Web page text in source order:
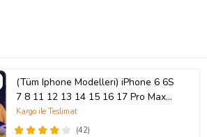
(Tüm Iphone Modelleri) iPhone 6 6S
7 8 11 12 13 14 15 16 17 Pro Max
Plus Mini Kişiye Özel Resimli
Fotoğraflı Kılıf(42)
Kargo ile Teslimat